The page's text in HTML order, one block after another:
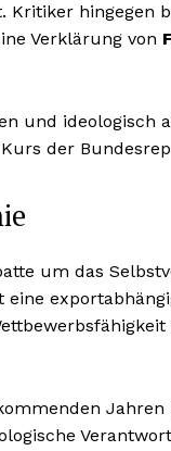
Kritiker hingegen
Verklärung von
und ideologisch
der
um das
eine